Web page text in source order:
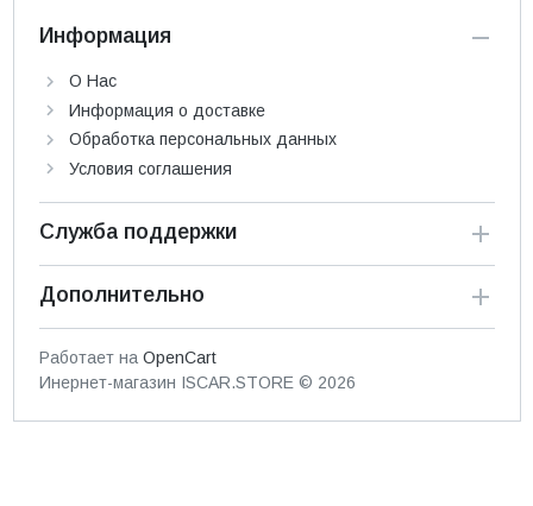
Информация
О Нас
Информация о доставке
Обработка персональных данных
Условия соглашения
Служба поддержки
Дополнительно
Работает на OpenCart
Инернет-магазин ISCAR.STORE © 2026